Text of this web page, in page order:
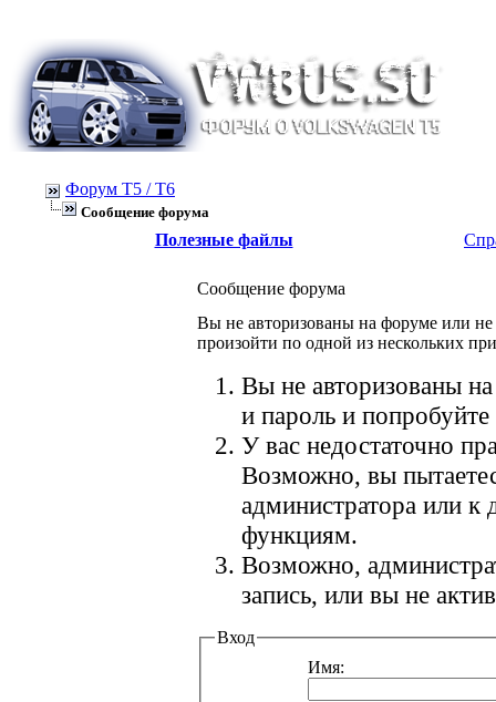
Форум Т5 / T6
Сообщение форума
Полезные файлы
Сообщение форума
Вы не авторизованы на форуме или не
произойти по одной из нескольких
Вы не авторизованы
и пароль и
У вас недостаточно
Возможно, вы
администратора или
функциям.
Возможно,
запись, или вы не
Вход
Имя: